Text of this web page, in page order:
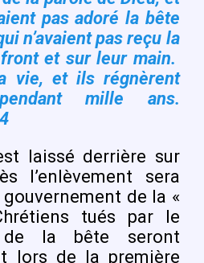
pas adoré la bête
n’avaient pas reçu la
et sur leur main.
vie, et ils régnèrent
mille ans.
laissé derrière sur
l’enlèvement sera
de la «
tués par le
de la bête seront
lors de la première